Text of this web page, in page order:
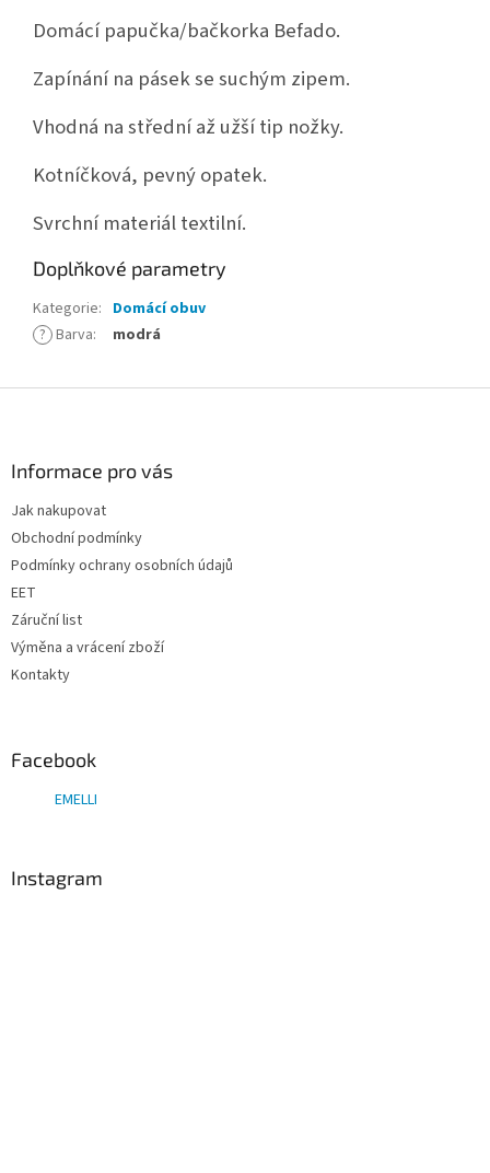
Domácí papučka/bačkorka Befado.
Zapínání na pásek se suchým zipem.
Vhodná na střední až užší tip nožky.
Kotníčková, pevný opatek.
Svrchní materiál textilní.
Doplňkové parametry
Kategorie: Domácí obuv
? Barva: modrá
Informace pro vás
Jak nakupovat
Obchodní podmínky
Podmínky ochrany osobních údajů
EET
Záruční list
Výměna a vrácení zboží
Kontakty
Facebook
EMELLI
Instagram